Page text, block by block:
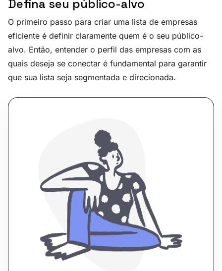
Defina seu público-alvo
O primeiro passo para criar uma lista de empresas
eficiente é definir claramente quem é o seu público-
alvo. Então, entender o perfil das empresas com as
quais deseja se conectar é fundamental para garantir
que sua lista seja segmentada e direcionada.